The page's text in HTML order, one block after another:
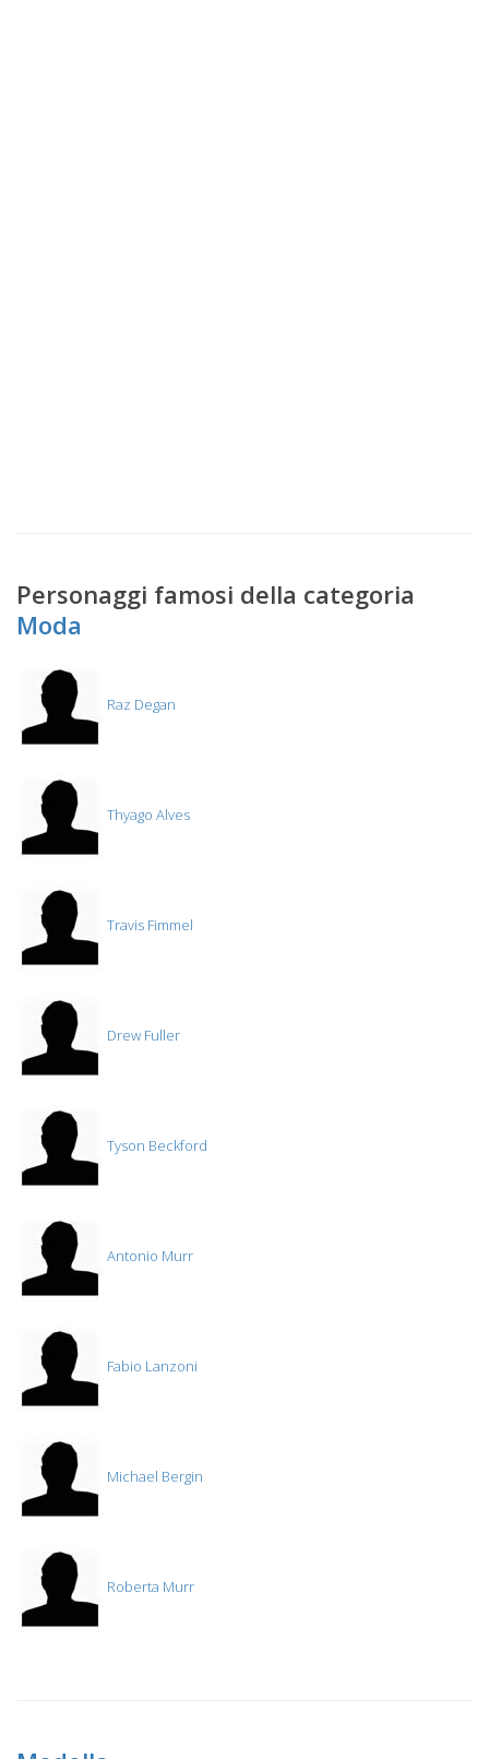
Personaggi famosi della categoria
Moda
Raz Degan
Thyago Alves
Travis Fimmel
Drew Fuller
Tyson Beckford
Antonio Murr
Fabio Lanzoni
Michael Bergin
Roberta Murr